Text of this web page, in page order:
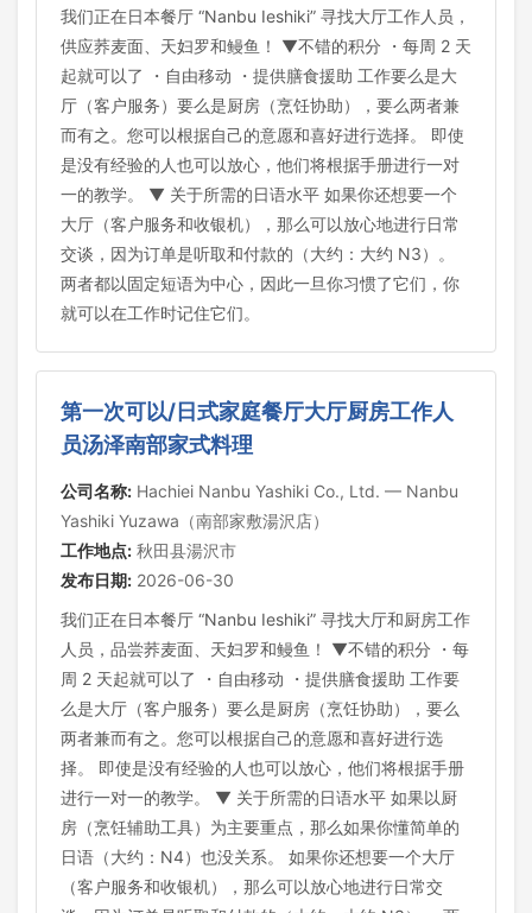
我们正在日本餐厅 “Nanbu Ieshiki” 寻找大厅工作人员，
供应荞麦面、天妇罗和鳗鱼！ ▼不错的积分 ・每周 2 天
起就可以了 ・自由移动 ・提供膳食援助 工作要么是大
厅（客户服务）要么是厨房（烹饪协助），要么两者兼
而有之。您可以根据自己的意愿和喜好进行选择。 即使
是没有经验的人也可以放心，他们将根据手册进行一对
一的教学。 ▼ 关于所需的日语水平 如果你还想要一个
大厅（客户服务和收银机），那么可以放心地进行日常
交谈，因为订单是听取和付款的（大约：大约 N3）。
两者都以固定短语为中心，因此一旦你习惯了它们，你
就可以在工作时记住它们。
第一次可以/日式家庭餐厅大厅厨房工作人
员汤泽南部家式料理
公司名称: Hachiei Nanbu Yashiki Co., Ltd. — Nanbu
Yashiki Yuzawa（南部家敷湯沢店）
工作地点: 秋田县湯沢市
发布日期: 2026-06-30
我们正在日本餐厅 “Nanbu Ieshiki” 寻找大厅和厨房工作
人员，品尝荞麦面、天妇罗和鳗鱼！ ▼不错的积分 ・每
周 2 天起就可以了 ・自由移动 ・提供膳食援助 工作要
么是大厅（客户服务）要么是厨房（烹饪协助），要么
两者兼而有之。您可以根据自己的意愿和喜好进行选
择。 即使是没有经验的人也可以放心，他们将根据手册
进行一对一的教学。 ▼ 关于所需的日语水平 如果以厨
房（烹饪辅助工具）为主要重点，那么如果你懂简单的
日语（大约：N4）也没关系。 如果你还想要一个大厅
（客户服务和收银机），那么可以放心地进行日常交